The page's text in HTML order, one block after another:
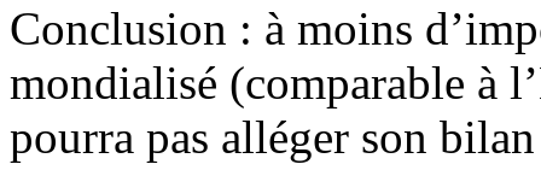
Conclusion : à moins
mondialisé (comparable à
pourra pas alléger son